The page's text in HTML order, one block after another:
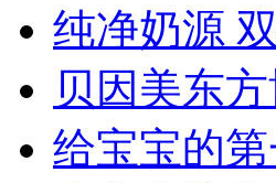
纯净奶源
贝因美东
给宝宝的